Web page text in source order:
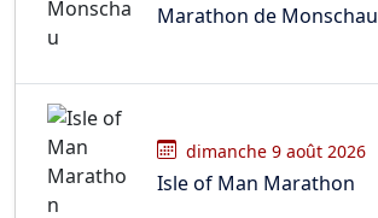
Marathon de Monschau
dimanche 9 août 2026
Isle of Man Marathon